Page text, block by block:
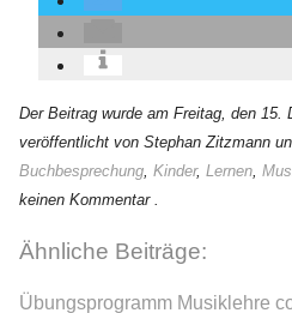
Der Beitrag wurde am Freitag, den 15.
veröffentlicht von Stephan Zitzmann
Buchbesprechung, Kinder, Lernen,
keinen Kommentar .
Ähnliche Beiträge:
Übungsprogramm Musiklehre